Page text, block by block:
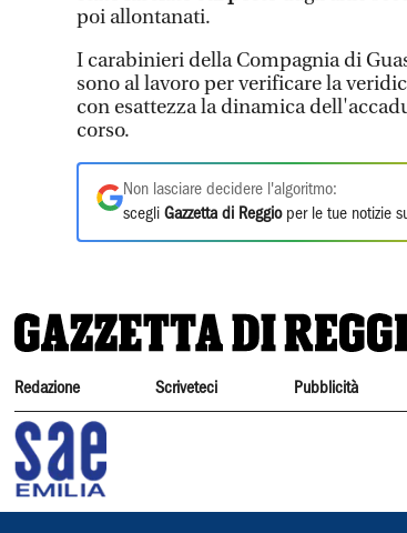
poi allontanati.
I carabinieri della Compagnia di
sono al lavoro per verificare la
con esattezza la dinamica
corso.
Non lasciare decidere l'algoritmo:
scegli Gazzetta di Reggioper le tue notizie
Redazione Scriveteci Pubblicità